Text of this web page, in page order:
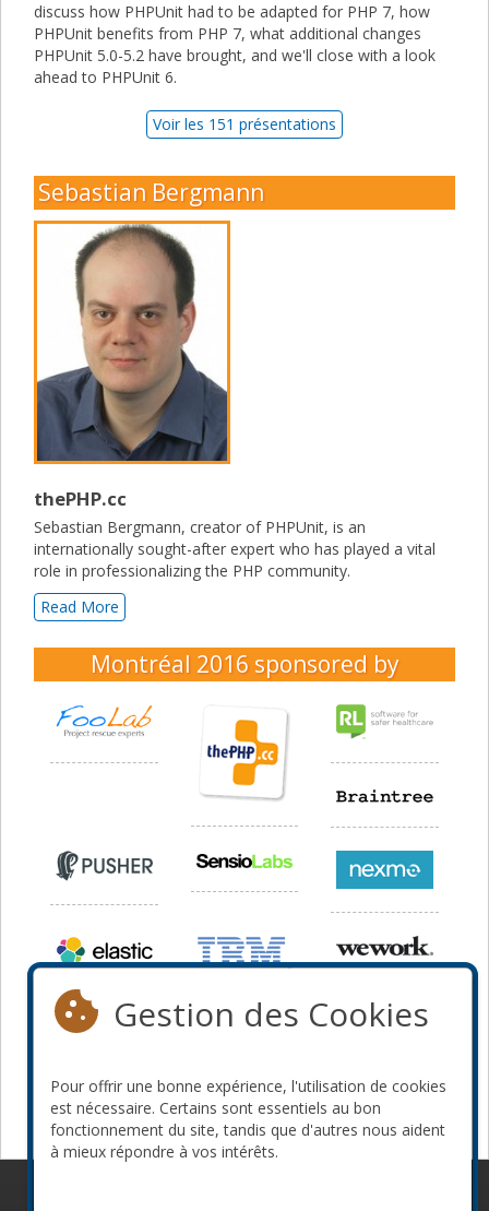
discuss how PHPUnit had to be adapted for PHP 7, how
PHPUnit benefits from PHP 7, what additional changes
PHPUnit 5.0-5.2 have brought, and we'll close with a look
ahead to PHPUnit 6.
Voir les 151 présentations
Sebastian Bergmann
thePHP.cc
Sebastian Bergmann, creator of PHPUnit, is an
internationally sought-after expert who has played a vital
role in professionalizing the PHP community.
Read More
Montréal 2016 sponsored by
Gestion des Cookies
Pour offrir une bonne expérience, l'utilisation de cookies
est nécessaire. Certains sont essentiels au bon
fonctionnement du site, tandis que d'autres nous aident
à mieux répondre à vos intérêts.